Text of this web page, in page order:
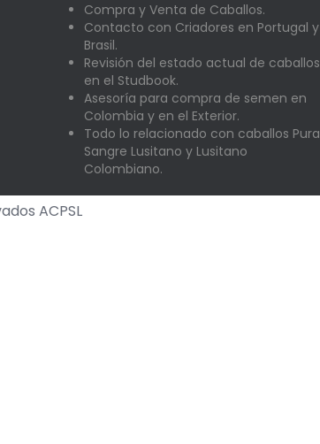
Compra y Venta de Caballos.
Contacto con Criadores en Portugal y
Brasil.
Revisión del estado actual de caballos
en el Studbook.
Asesoría para compra de semen en
Colombia y en el Exterior.
Todo lo relacionado con caballos Pura
Sangre Lusitano y Lusitano
Colombiano.
ACPSL